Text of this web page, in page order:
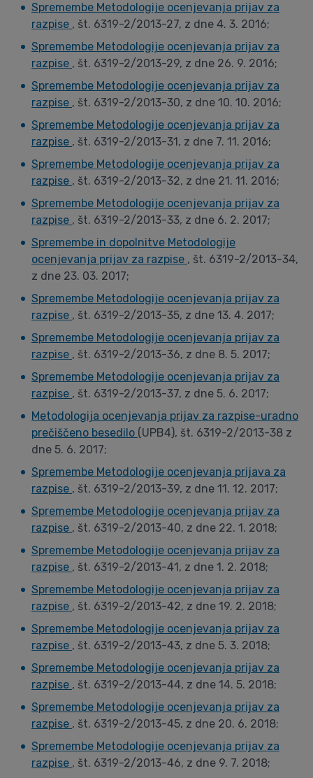
Spremembe Metodologije ocenjevanja prijav za
razpise , št. 6319-2/2013-27, z dne 4. 3. 2016;
Spremembe Metodologije ocenjevanja prijav za
razpise , št. 6319-2/2013-29, z dne 26. 9. 2016;
Spremembe Metodologije ocenjevanja prijav za
razpise , št. 6319-2/2013-30, z dne 10. 10. 2016;
Spremembe Metodologije ocenjevanja prijav za
razpise , št. 6319-2/2013-31, z dne 7. 11. 2016;
Spremembe Metodologije ocenjevanja prijav za
razpise , št. 6319-2/2013-32, z dne 21. 11. 2016;
Spremembe Metodologije ocenjevanja prijav za
razpise , št. 6319-2/2013-33, z dne 6. 2. 2017;
Spremembe in dopolnitve Metodologije
ocenjevanja prijav za razpise , št. 6319-2/2013-34,
z dne 23. 03. 2017;
Spremembe Metodologije ocenjevanja prijav za
razpise , št. 6319-2/2013-35, z dne 13. 4. 2017;
Spremembe Metodologije ocenjevanja prijav za
razpise , št. 6319-2/2013-36, z dne 8. 5. 2017;
Spremembe Metodologije ocenjevanja prijav za
razpise , št. 6319-2/2013-37, z dne 5. 6. 2017;
Metodologija ocenjevanja prijav za razpise-uradno
prečiščeno besedilo (UPB4), št. 6319-2/2013-38 z
dne 5. 6. 2017;
Spremembe Metodologije ocenjevanja prijava za
razpise , št. 6319-2/2013-39, z dne 11. 12. 2017;
Spremembe Metodologije ocenjevanja prijav za
razpise , št. 6319-2/2013-40, z dne 22. 1. 2018;
Spremembe Metodologije ocenjevanja prijav za
razpise , št. 6319-2/2013-41, z dne 1. 2. 2018;
Spremembe Metodologije ocenjevanja prijav za
razpise , št. 6319-2/2013-42, z dne 19. 2. 2018;
Spremembe Metodologije ocenjevanja prijav za
razpise , št. 6319-2/2013-43, z dne 5. 3. 2018;
Spremembe Metodologije ocenjevanja prijav za
razpise , št. 6319-2/2013-44, z dne 14. 5. 2018;
Spremembe Metodologije ocenjevanja prijav za
razpise , št. 6319-2/2013-45, z dne 20. 6. 2018;
Spremembe Metodologije ocenjevanja prijav za
razpise , št. 6319-2/2013-46, z dne 9. 7. 2018;